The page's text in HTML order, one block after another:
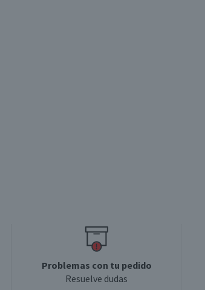
Problemas con tu pedido
Resuelve dudas